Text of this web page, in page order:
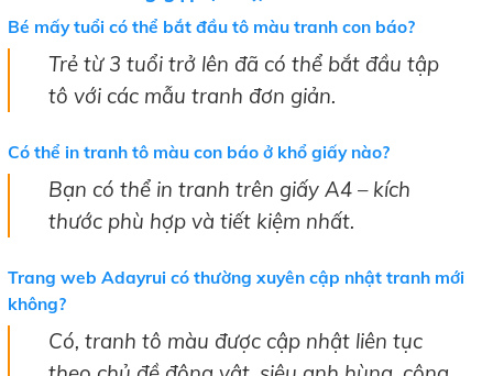
Bé mấy tuổi có thể bắt đầu tô màu tranh con báo?
Trẻ từ 3 tuổi trở lên đã có thể bắt đầu tập
tô với các mẫu tranh đơn giản.
Có thể in tranh tô màu con báo ở khổ giấy nào?
Bạn có thể in tranh trên giấy A4 – kích
thước phù hợp và tiết kiệm nhất.
Trang web Adayrui có thường xuyên cập nhật tranh mới
không?
Có, tranh tô màu được cập nhật liên tục